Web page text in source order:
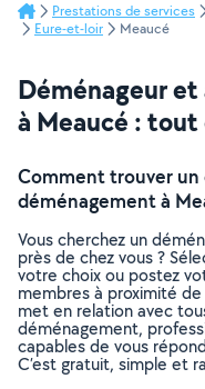
Prestations de services
Eure-et-loir
Meaucé
Déménageur
à Meaucé : tout
Comment trouver un
déménagement à
Vous cherchez un
près de chez vous ?
votre choix ou postez
membres à proximité
met en relation avec
déménagement,
capables de vous
C’est gratuit, simple et